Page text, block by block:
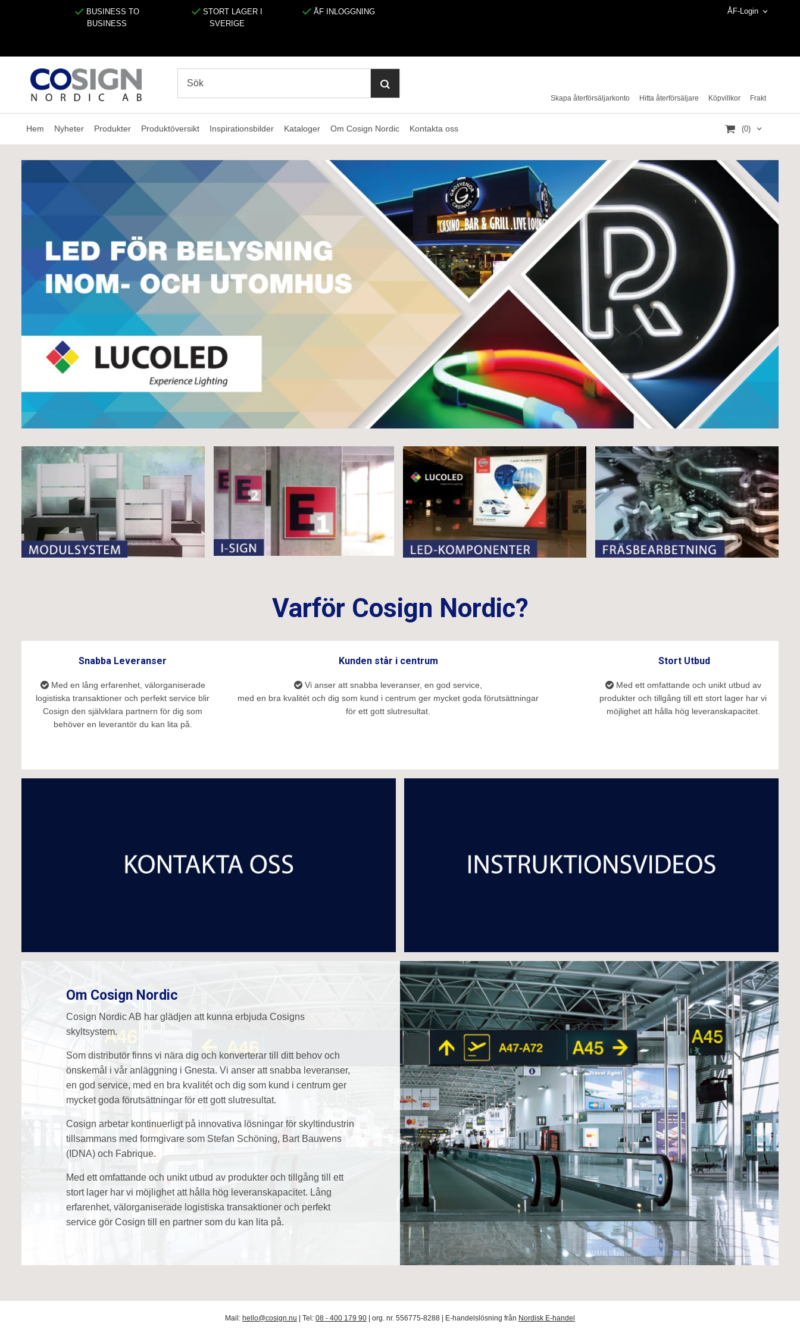
BUSINESS TO
BUSINESS
STORT LAGER I
SVERIGE
ÅF INLOGGNING ÅF-Login
Skapa återförsäljarkonto Hitta återförsäljare Köpvillkor Frakt
Hem Nyheter Produkter Produktöversikt Inspirationsbilder Kataloger Om Cosign Nordic Kontakta oss (0)
Varför Cosign Nordic?
Snabba Leveranser
Med en lång erfarenhet, välorganiserade
logistiska transaktioner och perfekt service blir
Cosign den självklara partnern för dig som
behöver en leverantör du kan lita på.
Kunden står i centrum
Vi anser att snabba leveranser, en god service,
med en bra kvalitét och dig som kund i centrum ger mycket goda förutsättningar
för ett gott slutresultat.
Stort Utbud
Med ett omfattande och unikt utbud av
produkter och tillgång till ett stort lager har vi
möjlighet att hålla hög leveranskapacitet.
Om Cosign Nordic
Cosign Nordic AB har glädjen att kunna erbjuda Cosigns
skyltsystem.
Som distributör finns vi nära dig och konverterar till ditt behov och
önskemål i vår anläggning i Gnesta. Vi anser att snabba leveranser,
en god service, med en bra kvalitét och dig som kund i centrum ger
mycket goda förutsättningar för ett gott slutresultat.
Cosign arbetar kontinuerligt på innovativa lösningar för skyltindustrin
tillsammans med formgivare som Stefan Schöning, Bart Bauwens
(IDNA) och Fabrique.
Med ett omfattande och unikt utbud av produkter och tillgång till ett
stort lager har vi möjlighet att hålla hög leveranskapacitet. Lång
erfarenhet, välorganiserade logistiska transaktioner och perfekt
service gör Cosign till en partner som du kan lita på.
Mail: hello@cosign.nu | Tel: 08 - 400 179 90 | org. nr. 556775-8288 | E-handelslösning från Nordisk E-handel